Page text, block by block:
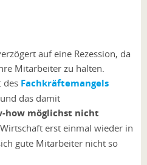
auf eine Rezession, da
Mitarbeiter zu halten.
des Fachkräftemangels
das damit
how möglichst nicht
erst einmal wieder in
gute Mitarbeiter nicht so